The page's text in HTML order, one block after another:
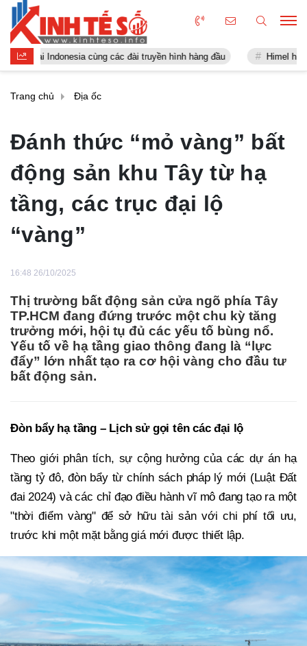
cùng các đài truyền hình hàng đầu Himel hiện thực hóa
Trang chủ Địa ốc
Đánh thức “mỏ vàng” bất
động sản khu Tây từ hạ
tầng, các trục đại lộ
“vàng”
16:48 26/10/2025
Thị trường bất động sản cửa ngõ phía Tây
TP.HCM đang đứng trước một chu kỳ tăng
trưởng mới, hội tụ đủ các yếu tố bùng nổ.
Yếu tố về hạ tầng giao thông đang là “lực
đẩy” lớn nhất tạo ra cơ hội vàng cho đầu tư
bất động sản.
Đòn bẩy hạ tầng – Lịch sử gọi tên các đại lộ
Theo giới phân tích, sự cộng hưởng của các dự án hạ
tầng tỷ đô, đòn bẩy từ chính sách pháp lý mới (Luật Đất
đai 2024) và các chỉ đạo điều hành vĩ mô đang tạo ra một
"thời điểm vàng" để sở hữu tài sản với chi phí tối ưu,
trước khi một mặt bằng giá mới được thiết lập.